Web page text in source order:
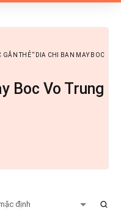
GẮN THẺ “DIA CHI BAN MAY BOC
Boc Vo Trung